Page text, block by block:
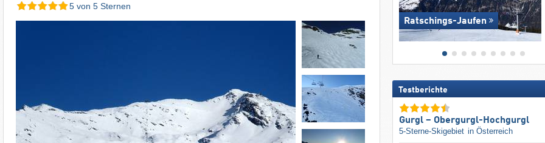
5 von 5 Sternen
Ratschings-Jaufen
Testberichte
Gurgl – Obergurgl-Hochgurgl
5-Sterne-Skigebiet in Österreich